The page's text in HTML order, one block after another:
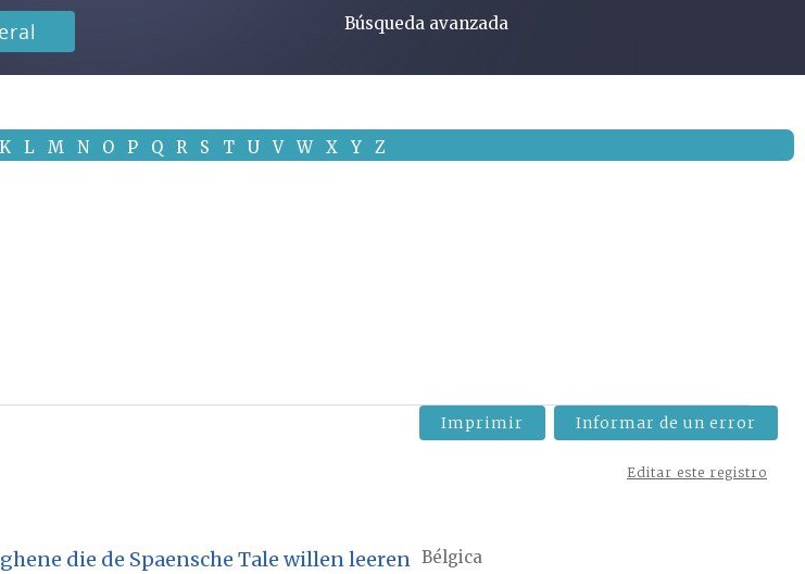
Búsqueda avanzada
K L M N O P Q R S T U V W X Y Z
Imprimir Informar de un error
Editar este registro
die de Spaensche Tale willen leeren Bélgica